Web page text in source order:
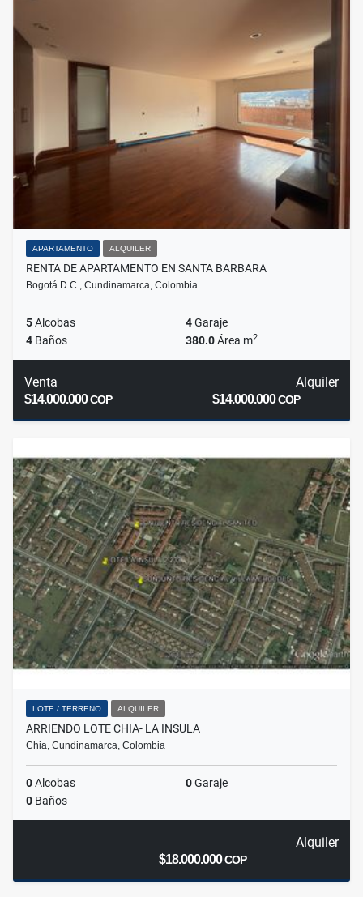
APARTAMENTO ALQUILER
RENTA DE APARTAMENTO EN SANTA BARBARA
Bogotá D.C., Cundinamarca, Colombia
5Alcobas 4Garaje
4 Baños 380.0Área m2
Venta
$14.000.000COP
Alquiler
$14.000.000COP
LOTE / TERRENO ALQUILER
ARRIENDO LOTE CHIA- LA INSULA
Chia, Cundinamarca, Colombia
0Alcobas 0Garaje
0 Baños
Alquiler
$18.000.000COP